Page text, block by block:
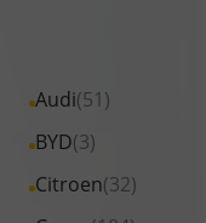
Audi(51)
Alle
Fahrzeuge
Audi
BYD(3)
Alle
Fahrzeuge
Citroen(32)
Alle
Fahrzeuge